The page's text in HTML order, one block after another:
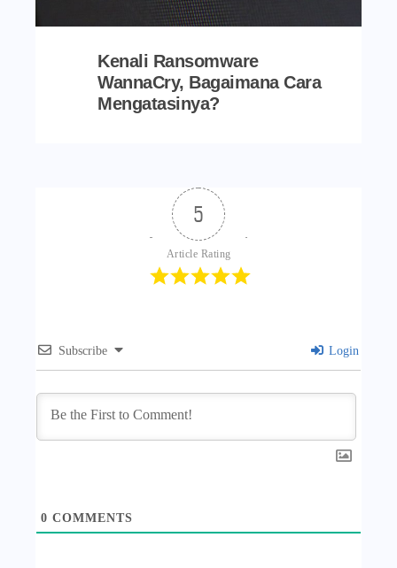
Kenali Ransomware
WannaCry, Bagaimana Cara
Mengatasinya?
5
Article Rating
Subscribe Login
0 COMMENTS